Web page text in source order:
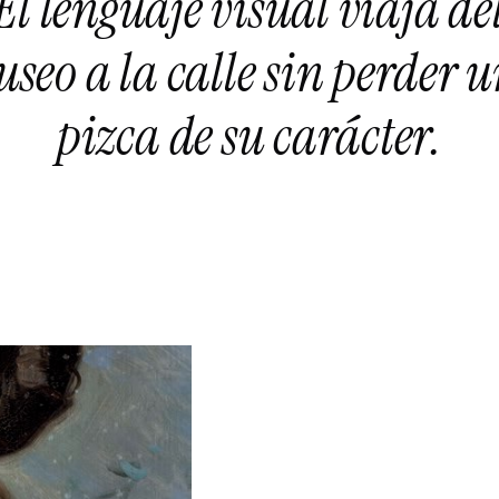
a la calle sin perder
pizca de su carácter.